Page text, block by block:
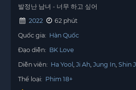
발정난 남녀 - 너무 하고 싶어
2022
62 phút
Quốc gia: Hàn Quốc
Đạo diễn: BK Love
Diễn viên: Ha Yool Ji Ah Jung In Shin
Thể loại: Phim 18+